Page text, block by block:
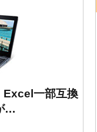
一部互換
…